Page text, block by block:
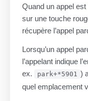
Quand un appel
sur une touche
récupère l’appel
Lorsqu’un appel
l’appelant indique
ex.
park+*5901 )
quel emplacement